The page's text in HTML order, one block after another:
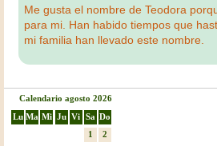
Me gusta el nombre de Teodora
para mi. Han habido tiempos que
mi familia han llevado este nombre.
Calendario agosto 2026
Lu Ma Mi Ju Vi Sa Do
1
2